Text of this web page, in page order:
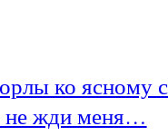
ко ясному
жди меня…